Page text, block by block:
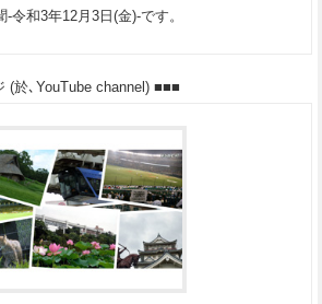
令和3年12月3日(金)-です。
(於､YouTube channel) ■■■